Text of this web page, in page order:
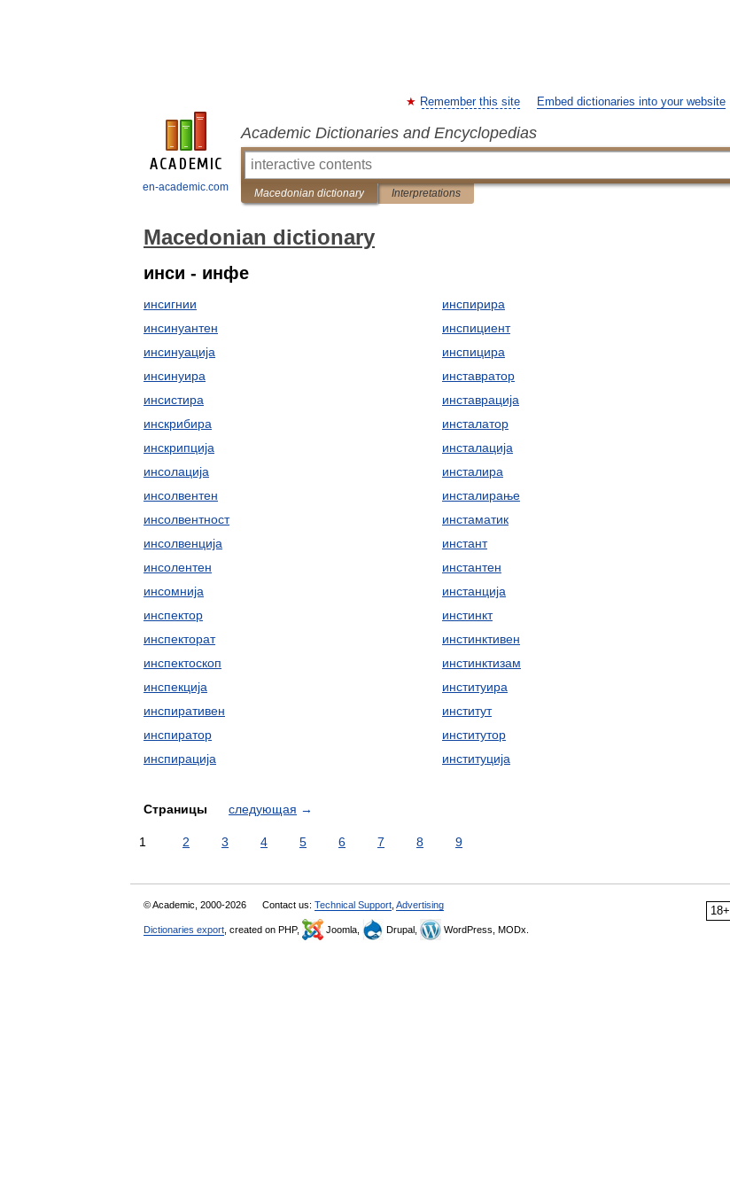
en-academic.com
Remember this site Embed dictionaries into your website
Academic Dictionaries and Encyclopedias
Macedonian dictionary Interpretations
Macedonian dictionary
инси - инфе
инсигнии
инсинуантен
инсинуација
инсинуира
инсистира
инскрибира
инскрипција
инсолација
инсолвентен
инсолвентност
инсолвенција
инсолентен
инсомнија
инспектор
инспекторат
инспектоскоп
инспекција
инспиративен
инспиратор
инспирација
инспирира
инспициент
инспицира
инставратор
инставрација
инсталатор
инсталација
инсталира
инсталирање
инстаматик
инстант
инстантен
инстанција
инстинкт
инстинктивен
инстинктизам
институира
институт
институтор
институција
Страницы следующая →
1 2 3 4 5 6 7 8 9
18+
© Academic, 2000-2026 Contact us: Technical Support Advertising
Dictionaries export , created on PHP, Joomla, Drupal, WordPress, MODx.